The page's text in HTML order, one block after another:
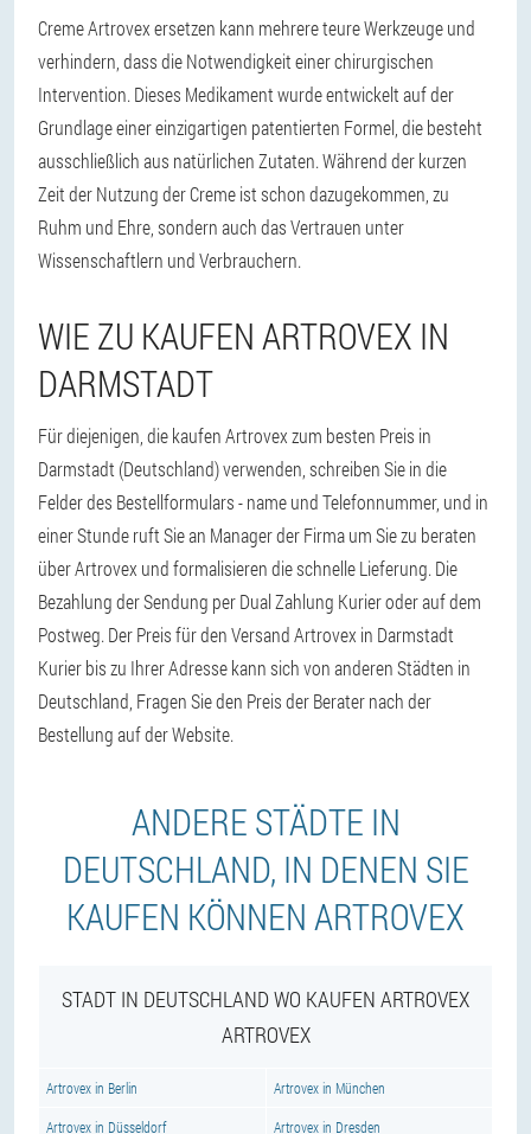
Creme Artrovex ersetzen kann mehrere teure Werkzeuge und
verhindern, dass die Notwendigkeit einer chirurgischen
Intervention. Dieses Medikament wurde entwickelt auf der
Grundlage einer einzigartigen patentierten Formel, die besteht
ausschließlich aus natürlichen Zutaten. Während der kurzen
Zeit der Nutzung der Creme ist schon dazugekommen, zu
Ruhm und Ehre, sondern auch das Vertrauen unter
Wissenschaftlern und Verbrauchern.
WIE ZU KAUFEN ARTROVEX IN
DARMSTADT
Für diejenigen, die kaufen Artrovex zum besten Preis in
Darmstadt (Deutschland) verwenden, schreiben Sie in die
Felder des Bestellformulars - name und Telefonnummer, und in
einer Stunde ruft Sie an Manager der Firma um Sie zu beraten
über Artrovex und formalisieren die schnelle Lieferung. Die
Bezahlung der Sendung per Dual Zahlung Kurier oder auf dem
Postweg. Der Preis für den Versand Artrovex in Darmstadt
Kurier bis zu Ihrer Adresse kann sich von anderen Städten in
Deutschland, Fragen Sie den Preis der Berater nach der
Bestellung auf der Website.
ANDERE STÄDTE IN
DEUTSCHLAND, IN DENEN SIE
KAUFEN KÖNNEN ARTROVEX
STADT IN DEUTSCHLAND WO KAUFEN ARTROVEX
ARTROVEX
Artrovex in Berlin Artrovex in München
Artrovex in Düsseldorf Artrovex in Dresden